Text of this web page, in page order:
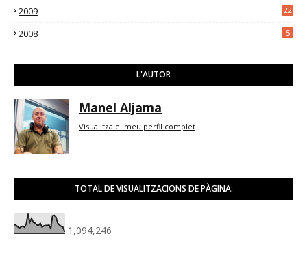
2009 22
2008 5
L'AUTOR
Manel Aljama
Visualitza el meu perfil complet
TOTAL DE VISUALITZACIONS DE PÀGINA:
1,094,246